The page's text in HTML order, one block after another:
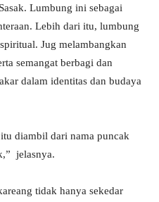
Lumbung ini sebagai
Lebih dari itu, lumbung
Jug melambangkan
semangat berbagi dan
dalam identitas dan budaya
diambil dari nama puncak
jelasnya.
tidak hanya sekedar